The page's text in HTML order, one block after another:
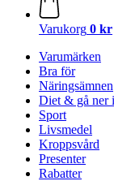
Varukorg 0 kr
Varumärken
Bra för
Näringsämnen
Diet & gå ner
Sport
Livsmedel
Kroppsvård
Presenter
Rabatter